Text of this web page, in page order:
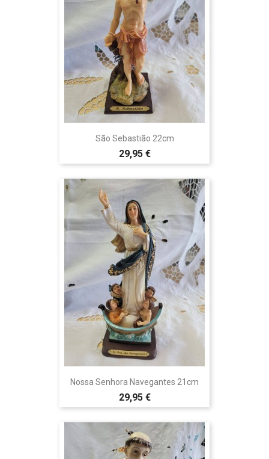
São Sebastião 22cm
29,95 €
Nossa Senhora Navegantes 21cm
29,95 €